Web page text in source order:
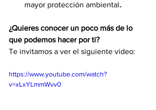
mayor protección ambiental.
¿Quieres conocer un poco más de lo
que podemos hacer por ti?
Te invitamos a ver el siguiente video:
https://www.youtube.com/watch?
v=xLxYLmmWvv0